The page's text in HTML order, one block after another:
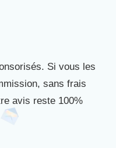
Si vous les
sans frais
avis reste 100%